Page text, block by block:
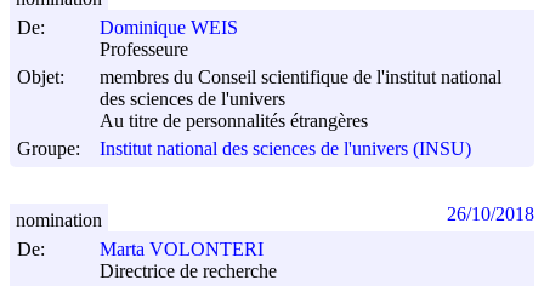
De:
Dominique WEIS
Professeure
Objet:
membres du Conseil scientifique de l'institut national
des sciences de l'univers
Au titre de personnalités étrangères
Groupe:
Institut national des sciences de l'univers (INSU)
De:
Marta VOLONTERI
Directrice de recherche
nomination 26/10/2018